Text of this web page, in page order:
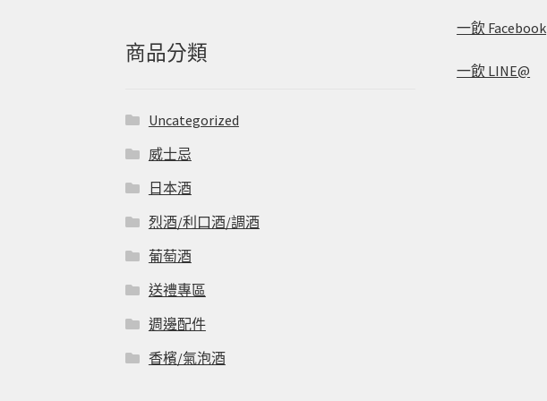
字:
商品分類
Uncategorized
威士忌
日本酒
烈酒/利口酒/調酒
葡萄酒
送禮專區
週邊配件
香檳/氣泡酒
一飲 Facebook
一飲 LINE@